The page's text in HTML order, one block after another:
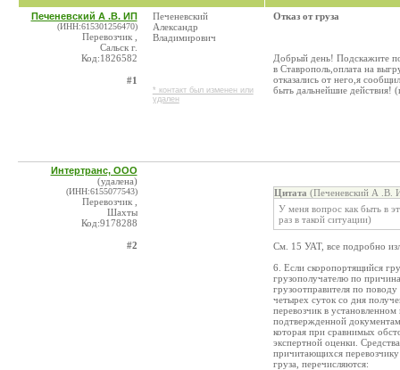
Печеневский А .В. ИП
(ИНН:615301256470)
Перевозчик ,
Сальск г.
Код:1826582
#1
Печеневский
Александр
Владимирович
* контакт был изменен или
удален
Отказ от груза
Добрый день! Подскажите
в Ставрополь,оплата на
отказались от него,я
быть дальнейшие действия!
Интертранс, ООО
(удалена)
(ИНН:6155077543)
Перевозчик ,
Шахты
Код:9178288
#2
Цитата (Печеневский А .В.
У меня вопрос как быть в
раз в такой ситуации)
См. 15 УАТ, все подробно
6. Если скоропортящийся
грузополучателю по
грузоотправителя по поводу
четырех суток со дня
перевозчик в
подтвержденной
которая при сравнимых
экспертной оценки.
причитающихся перевозчику
груза, перечисляются: